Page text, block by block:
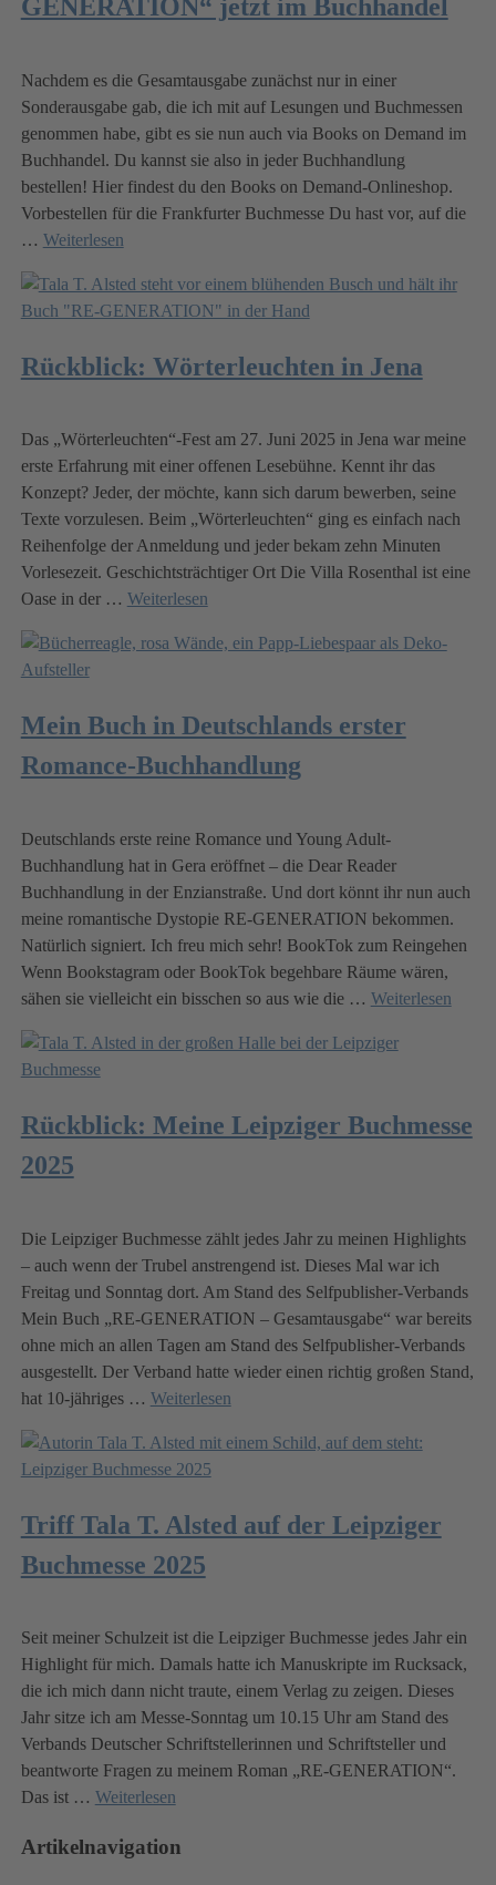
GENERATION“ jetzt im Buchhandel
Nachdem es die Gesamtausgabe zunächst nur in einer
Sonderausgabe gab, die ich mit auf Lesungen und Buchmessen
genommen habe, gibt es sie nun auch via Books on Demand im
Buchhandel. Du kannst sie also in jeder Buchhandlung
bestellen! Hier findest du den Books on Demand-Onlineshop.
Vorbestellen für die Frankfurter Buchmesse Du hast vor, auf die
… Weiterlesen
Rückblick: Wörterleuchten in Jena
Das „Wörterleuchten“-Fest am 27. Juni 2025 in Jena war meine
erste Erfahrung mit einer offenen Lesebühne. Kennt ihr das
Konzept? Jeder, der möchte, kann sich darum bewerben, seine
Texte vorzulesen. Beim „Wörterleuchten“ ging es einfach nach
Reihenfolge der Anmeldung und jeder bekam zehn Minuten
Vorlesezeit. Geschichtsträchtiger Ort Die Villa Rosenthal ist eine
Oase in der … Weiterlesen
Mein Buch in Deutschlands erster
Romance-Buchhandlung
Deutschlands erste reine Romance und Young Adult-
Buchhandlung hat in Gera eröffnet – die Dear Reader
Buchhandlung in der Enzianstraße. Und dort könnt ihr nun auch
meine romantische Dystopie RE-GENERATION bekommen.
Natürlich signiert. Ich freu mich sehr! BookTok zum Reingehen
Wenn Bookstagram oder BookTok begehbare Räume wären,
sähen sie vielleicht ein bisschen so aus wie die … Weiterlesen
Rückblick: Meine Leipziger Buchmesse
2025
Die Leipziger Buchmesse zählt jedes Jahr zu meinen Highlights
– auch wenn der Trubel anstrengend ist. Dieses Mal war ich
Freitag und Sonntag dort. Am Stand des Selfpublisher-Verbands
Mein Buch „RE-GENERATION – Gesamtausgabe“ war bereits
ohne mich an allen Tagen am Stand des Selfpublisher-Verbands
ausgestellt. Der Verband hatte wieder einen richtig großen Stand,
hat 10-jähriges … Weiterlesen
Triff Tala T. Alsted auf der Leipziger
Buchmesse 2025
Seit meiner Schulzeit ist die Leipziger Buchmesse jedes Jahr ein
Highlight für mich. Damals hatte ich Manuskripte im Rucksack,
die ich mich dann nicht traute, einem Verlag zu zeigen. Dieses
Jahr sitze ich am Messe-Sonntag um 10.15 Uhr am Stand des
Verbands Deutscher Schriftstellerinnen und Schriftsteller und
beantworte Fragen zu meinem Roman „RE-GENERATION“.
Das ist … Weiterlesen
Artikelnavigation